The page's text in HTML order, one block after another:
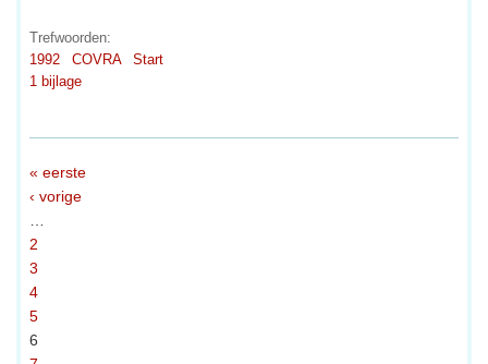
Trefwoorden:
1992
COVRA
Start
1 bijlage
« eerste
‹ vorige
2
3
4
5
6